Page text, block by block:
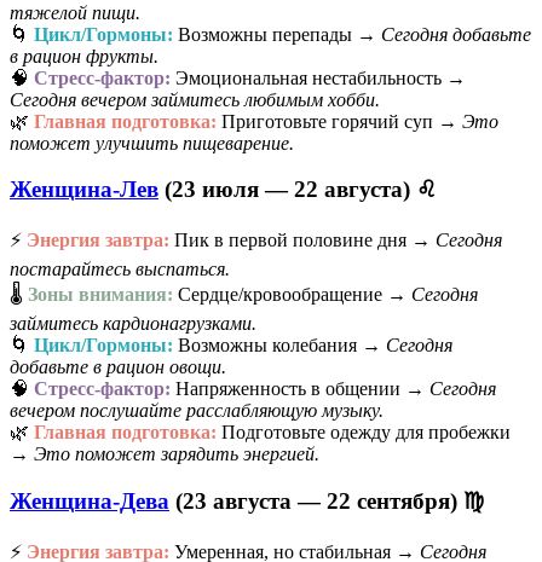
тяжелой пищи.
🌀 Цикл/Гормоны: Возможны перепады → Сегодня добавьте
в рацион фрукты.
🧠 Стресс-фактор: Эмоциональная нестабильность →
Сегодня вечером займитесь любимым хобби.
🌿 Главная подготовка: Приготовьте горячий суп → Это
поможет улучшить пищеварение.
Женщина-Лев (23 июля — 22 августа) ♌
⚡ Энергия завтра: Пик в первой половине дня → Сегодня
постарайтесь выспаться.
🌡️ Зоны внимания: Сердце/кровообращение → Сегодня
займитесь кардионагрузками.
🌀 Цикл/Гормоны: Возможны колебания → Сегодня
добавьте в рацион овощи.
🧠 Стресс-фактор: Напряженность в общении → Сегодня
вечером послушайте расслабляющую музыку.
🌿 Главная подготовка: Подготовьте одежду для пробежки
→ Это поможет зарядить энергией.
Женщина-Дева (23 августа — 22 сентября) ♍
⚡ Энергия завтра: Умеренная, но стабильная → Сегодня